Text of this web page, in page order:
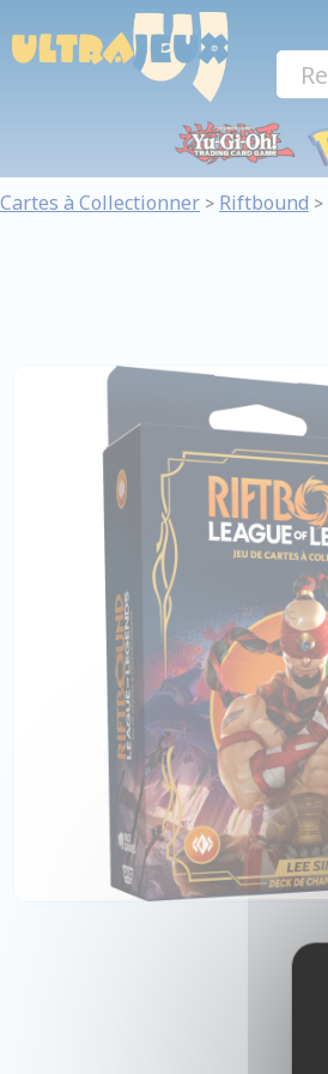
Cartes à Collectionner > Riftbound >
Panneau de gestion des cookies